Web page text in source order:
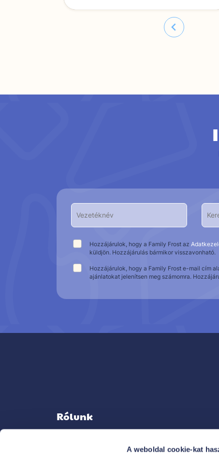
A weboldal cookie-kat
Hozzájárulok, hogy a Family Frost az
küldjön. Hozzájárulás bármikor visszavonható.
Hozzájárulok, hogy a Family Frost e-mail cím
ajánlatokat jelenítsen meg számomra.
Rólunk